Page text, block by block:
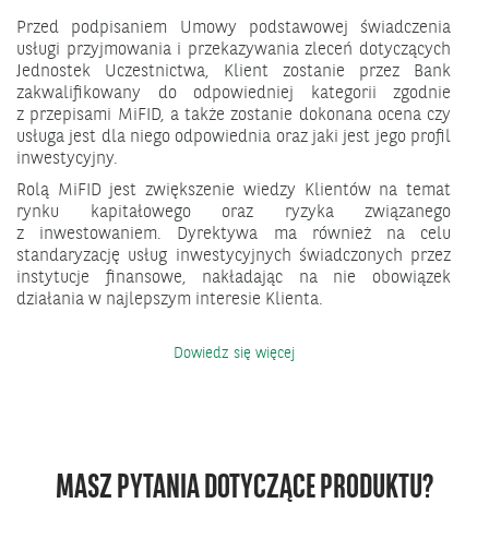
Przed podpisaniem Umowy podstawowej świadczenia
usługi przyjmowania i przekazywania zleceń dotyczących
Jednostek Uczestnictwa, Klient zostanie przez Bank
zakwalifikowany do odpowiedniej kategorii zgodnie
z przepisami MiFID, a także zostanie dokonana ocena czy
usługa jest dla niego odpowiednia oraz jaki jest jego profil
inwestycyjny.
Rolą MiFID jest zwiększenie wiedzy Klientów na temat
rynku kapitałowego oraz ryzyka związanego
z inwestowaniem. Dyrektywa ma również na celu
standaryzację usług inwestycyjnych świadczonych przez
instytucje finansowe, nakładając na nie obowiązek
działania w najlepszym interesie Klienta.
Dowiedz się więcejCo
MASZ PYTANIA DOTYCZĄCE PRODUKTU?